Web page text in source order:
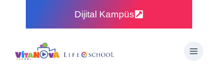
Dijital Kampüs